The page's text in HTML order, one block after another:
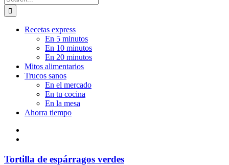
Recetas express
En 5 minutos
En 10 minutos
En 20 minutos
Mitos alimentarios
Trucos sanos
En el mercado
En tu cocina
En la mesa
Ahorra tiempo
Tortilla de espárragos verdes